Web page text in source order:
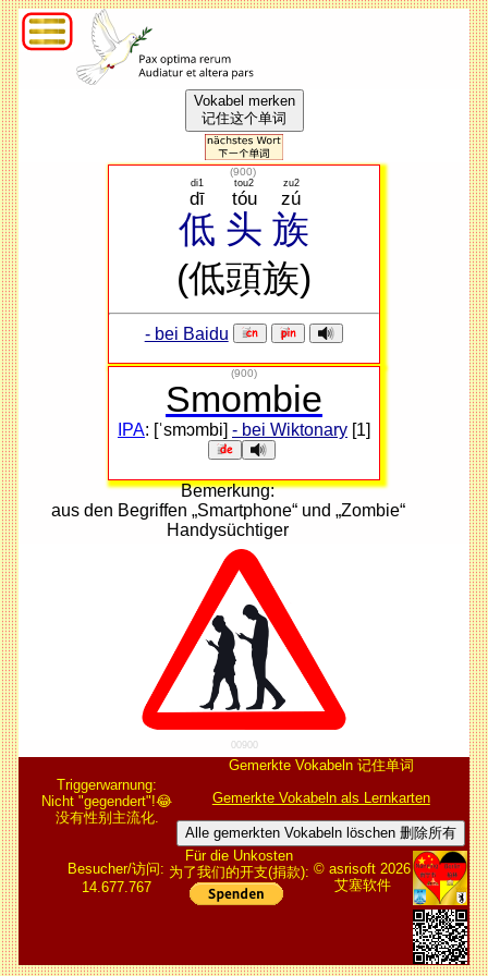
Vokabel merken
记住这个单词
(900)
低
dī
di1
头
tóu
tou2
族
zú
zu2
(低頭族)
- bei Baidu
(900)
Smombie
IPA: [ˈsmɔmbi] - bei Wiktonary [1]
Bemerkung:
aus den Begriffen „Smartphone“ und „Zombie“
Handysüchtiger
00900
Triggerwarnung:
Nicht "gegendert"!😂
没有性别主流化.
Gemerkte Vokabeln 记住单词
Gemerkte Vokabeln als Lernkarten
Alle gemerkten Vokabeln löschen 删除所有
Besucher/访问:
14.677.767
Für die Unkosten
为了我们的开支(捐款): © asrisoft 2026
艾塞软件